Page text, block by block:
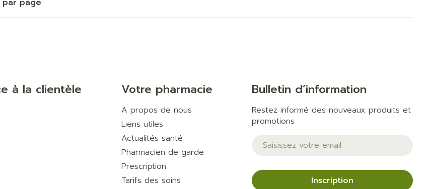
par page
à la clientèle Votre pharmacie
A propos de nous
Liens utiles
Actualités santé
Pharmacien de garde
Prescription
Tarifs des soins
Bulletin d’information
Restez informé des nouveaux produits et
promotions
Adresse mail
Inscription